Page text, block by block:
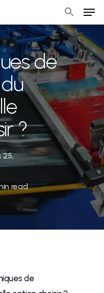
de
?
25,
read
de
Close
Menu